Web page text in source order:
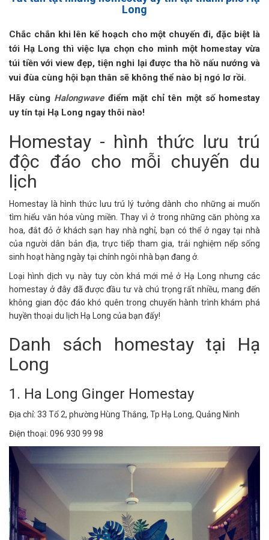
Long
Chắc chắn khi lên kế hoạch cho một chuyến đi, đặc biệt là
tới Hạ Long thì việc lựa chọn cho mình một homestay vừa
túi tiền với view đẹp, tiện nghi lại được tha hồ nấu nướng và
vui đùa cùng hội bạn thân sẽ không thể nào bị ngó lơ rồi.
Hãy cùng Halongwaveđiểm mặt chỉ tên một số homestay
uy tín tại Hạ Long ngay thôi nào!
Homestay - hình thức lưu trú
độc đáo cho mỗi chuyến du
lịch
Homestay là hình thức lưu trú lý tưởng dành cho những ai muốn
tìm hiểu văn hóa vùng miền. Thay vì ở trong những căn phòng xa
hoa, đắt đỏ ở khách sạn hay nhà nghỉ, bạn có thể ở ngay tại nhà
của người dân bản địa, trực tiếp tham gia, trải nghiệm nếp sống
sinh hoạt hàng ngày tại chính ngôi nhà bạn đang ở.
Loại hình dịch vụ này tuy còn khá mới mẻ ở Hạ Long nhưng các
homestay ở đây đã được đầu tư và chú trọng rất nhiều, mang đến
không gian độc đáo khó quên trong chuyến hành trình khám phá
huyền thoại du lịch Hạ Long của bạn đấy!
Danh sách homestay tại Hạ
Long
1. Ha Long Ginger Homestay
Địa chỉ: 33 Tổ 2, phường Hùng Thắng, Tp Hạ Long, Quảng Ninh
Điện thoại: 096 930 99 98